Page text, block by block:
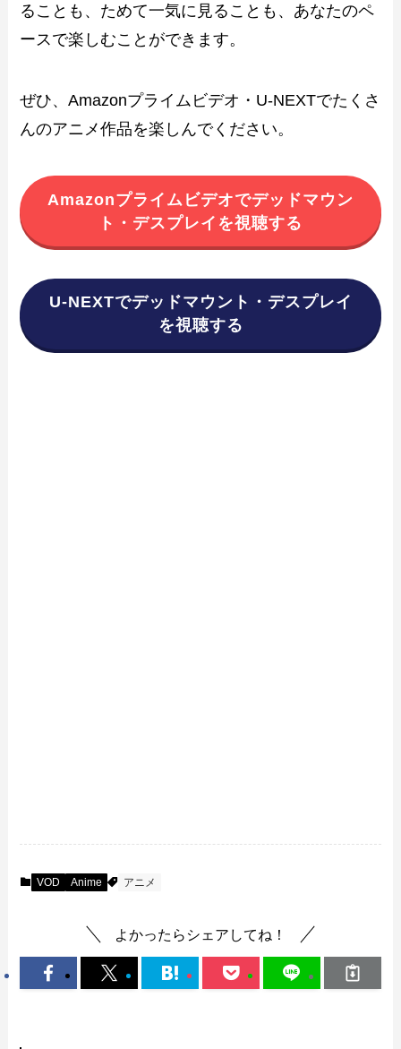
ることも、ためて一気に見ることも、あなたのペ
ースで楽しむことができます。
ぜひ、Amazonプライムビデオ・U-NEXTでたくさ
んのアニメ作品を楽しんでください。
Amazonプライムビデオでデッドマウン
ト・デスプレイを視聴する
U-NEXTでデッドマウント・デスプレイ
を視聴する
VOD Anime アニメ
よかったらシェアしてね！